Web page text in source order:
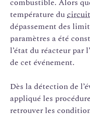
combustible. Alors
température du
dépassement des
paramètres a été
l’état du réacteur par
de cet événement.
Dès la détection de
appliqué les
retrouver les